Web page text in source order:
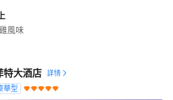
風味
特大酒店
華型